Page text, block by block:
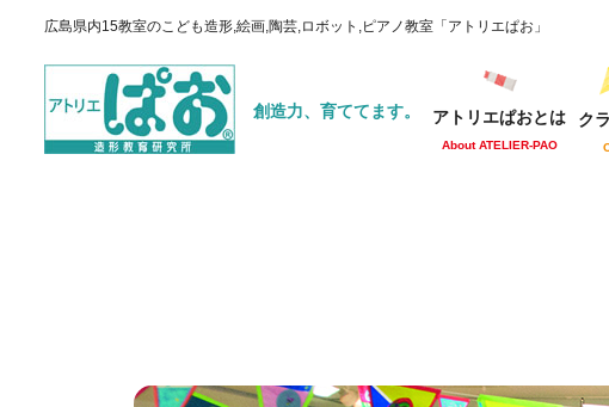
広島県内15教室のこども造形,絵画,陶芸,ロボット,ピアノ教室「アトリエぱお」
創造力、育ててます。 アトリエぱおとは
About ATELIER-PAO
ク